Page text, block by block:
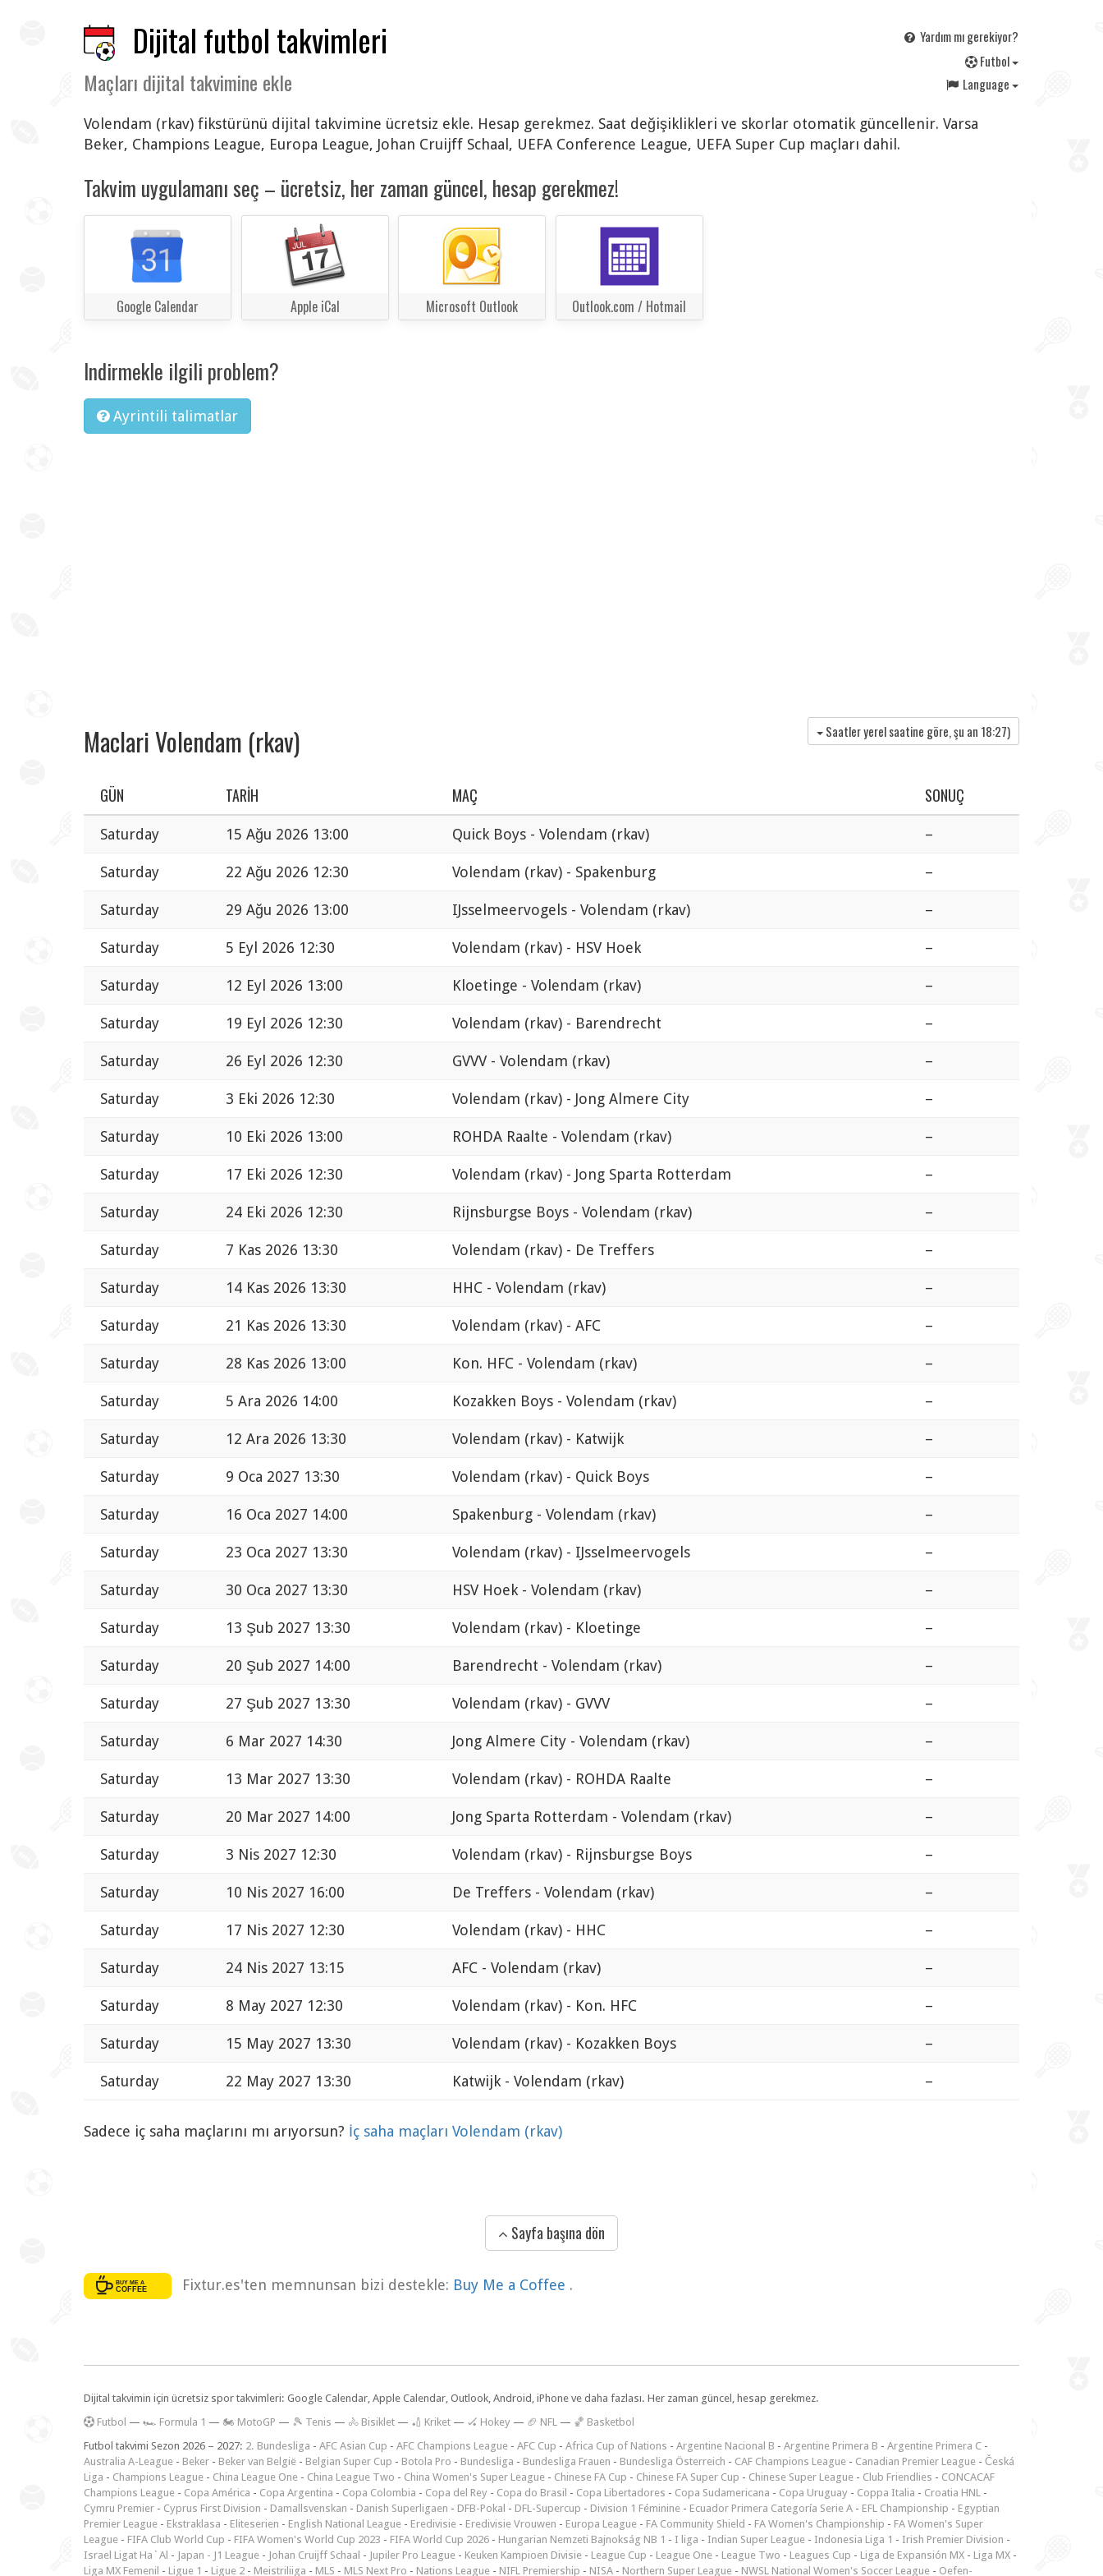
Dijital futbol takvimleri
Maçları dijital takvimine ekle
Yardım mı gerekiyor?
Futbol
Language
Volendam (rkav) fikstürünü dijital takvimine ücretsiz ekle. Hesap gerekmez. Saat değişiklikleri ve skorlar otomatik güncellenir. Varsa
Beker, Champions League, Europa League, Johan Cruijff Schaal, UEFA Conference League, UEFA Super Cup maçları dahil.
Takvim uygulamanı seç – ücretsiz, her zaman güncel, hesap gerekmez!
Google Calendar Apple iCal Microsoft Outlook Outlook.com / Hotmail
Indirmekle ilgili problem?
Ayrintili talimatlar
Maclari Volendam (rkav) Saatler yerel saatine göre, şu an 18:27)
GÜN TARIH MAÇ SONUÇ
Saturday 15 Ağu 2026 13:00 Quick Boys - Volendam (rkav) –
Saturday 22 Ağu 2026 12:30 Volendam (rkav) - Spakenburg –
Saturday 29 Ağu 2026 13:00 IJsselmeervogels - Volendam (rkav) –
Saturday 5 Eyl 2026 12:30 Volendam (rkav) - HSV Hoek –
Saturday 12 Eyl 2026 13:00 Kloetinge - Volendam (rkav) –
Saturday 19 Eyl 2026 12:30 Volendam (rkav) - Barendrecht –
Saturday 26 Eyl 2026 12:30 GVVV - Volendam (rkav) –
Saturday 3 Eki 2026 12:30 Volendam (rkav) - Jong Almere City –
Saturday 10 Eki 2026 13:00 ROHDA Raalte - Volendam (rkav) –
Saturday 17 Eki 2026 12:30 Volendam (rkav) - Jong Sparta Rotterdam –
Saturday 24 Eki 2026 12:30 Rijnsburgse Boys - Volendam (rkav) –
Saturday 7 Kas 2026 13:30 Volendam (rkav) - De Treffers –
Saturday 14 Kas 2026 13:30 HHC - Volendam (rkav) –
Saturday 21 Kas 2026 13:30 Volendam (rkav) - AFC –
Saturday 28 Kas 2026 13:00 Kon. HFC - Volendam (rkav) –
Saturday 5 Ara 2026 14:00 Kozakken Boys - Volendam (rkav) –
Saturday 12 Ara 2026 13:30 Volendam (rkav) - Katwijk –
Saturday 9 Oca 2027 13:30 Volendam (rkav) - Quick Boys –
Saturday 16 Oca 2027 14:00 Spakenburg - Volendam (rkav) –
Saturday 23 Oca 2027 13:30 Volendam (rkav) - IJsselmeervogels –
Saturday 30 Oca 2027 13:30 HSV Hoek - Volendam (rkav) –
Saturday 13 Şub 2027 13:30 Volendam (rkav) - Kloetinge –
Saturday 20 Şub 2027 14:00 Barendrecht - Volendam (rkav) –
Saturday 27 Şub 2027 13:30 Volendam (rkav) - GVVV –
Saturday 6 Mar 2027 14:30 Jong Almere City - Volendam (rkav) –
Saturday 13 Mar 2027 13:30 Volendam (rkav) - ROHDA Raalte –
Saturday 20 Mar 2027 14:00 Jong Sparta Rotterdam - Volendam (rkav) –
Saturday 3 Nis 2027 12:30 Volendam (rkav) - Rijnsburgse Boys –
Saturday 10 Nis 2027 16:00 De Treffers - Volendam (rkav) –
Saturday 17 Nis 2027 12:30 Volendam (rkav) - HHC –
Saturday 24 Nis 2027 13:15 AFC - Volendam (rkav) –
Saturday 8 May 2027 12:30 Volendam (rkav) - Kon. HFC –
Saturday 15 May 2027 13:30 Volendam (rkav) - Kozakken Boys –
Saturday 22 May 2027 13:30 Katwijk - Volendam (rkav) –
Sadece iç saha maçlarını mı arıyorsun? İç saha maçları Volendam (rkav)
Sayfa başına dön
Fixtur.es'ten memnunsan bizi destekle: Buy Me a Coffee .
Dijital takvimin için ücretsiz spor takvimleri: Google Calendar, Apple Calendar, Outlook, Android, iPhone ve daha fazlası. Her zaman güncel, hesap gerekmez.
Futbol — 🏎️ Formula 1 — 🏍 MotoGP — 🎾 Tenis — 🚴 Bisiklet — 🏏 Kriket — 🏑 Hokey — 🏈 NFL — 🏀 Basketbol
Futbol takvimi Sezon 2026 – 2027: 2. Bundesliga - AFC Asian Cup - AFC Champions League - AFC Cup - Africa Cup of Nations - Argentine Nacional B - Argentine Primera B - Argentine Primera C -
Australia A-League - Beker - Beker van België - Belgian Super Cup - Botola Pro - Bundesliga - Bundesliga Frauen - Bundesliga Österreich - CAF Champions League - Canadian Premier League - Česká
Liga - Champions League - China League One - China League Two - China Women's Super League - Chinese FA Cup - Chinese FA Super Cup - Chinese Super League - Club Friendlies - CONCACAF
Champions League - Copa América - Copa Argentina - Copa Colombia - Copa del Rey - Copa do Brasil - Copa Libertadores - Copa Sudamericana - Copa Uruguay - Coppa Italia - Croatia HNL -
Cymru Premier - Cyprus First Division - Damallsvenskan - Danish Superligaen - DFB-Pokal - DFL-Supercup - Division 1 Féminine - Ecuador Primera Categoría Serie A - EFL Championship - Egyptian
Premier League - Ekstraklasa - Eliteserien - English National League - Eredivisie - Eredivisie Vrouwen - Europa League - FA Community Shield - FA Women's Championship - FA Women's Super
League - FIFA Club World Cup - FIFA Women's World Cup 2023 - FIFA World Cup 2026 - Hungarian Nemzeti Bajnokság NB 1 - I liga - Indian Super League - Indonesia Liga 1 - Irish Premier Division -
Israel Ligat Ha`Al - Japan - J1 League - Johan Cruijff Schaal - Jupiler Pro League - Keuken Kampioen Divisie - League Cup - League One - League Two - Leagues Cup - Liga de Expansión MX - Liga MX -
Liga MX Femenil - Ligue 1 - Ligue 2 - Meistriliiga - MLS - MLS Next Pro - Nations League - NIFL Premiership - NISA - Northern Super League - NWSL National Women's Soccer League - Oefen-